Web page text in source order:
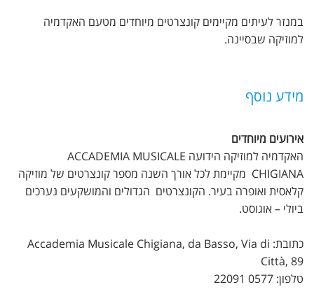
במנזר לעיתים מקיימים קונצרטים מיוחדים מטעם האקדמיה
למוזיקה שבסיינה.
מידע נוסף
אירועים מיוחדים
האקדמיה למוזיקה הידועה ACCADEMIA MUSICALE
CHIGIANA מקיימת לכל אורך השנה מספר קונצרטים של מוזיקה
קלאסית ואופרה בעיר. הקונצרטים הגדולים והמושקעים נערכים
ביולי – אוגוסט.
כתובת: Accademia Musicale Chigiana, da Basso, Via di
Città, 89
טלפון: 0577 22091